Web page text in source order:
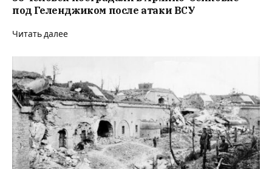
под Геленджиком после атаки ВСУ
Читать далее